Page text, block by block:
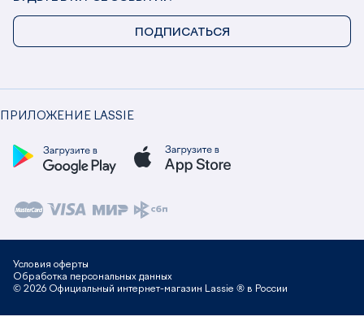
ПРИЛОЖЕНИЕ LASSIE
ПОДПИСАТЬСЯ
© 2026 Официальный интернет-магазин Lassie ® в России
Условия оферты
Обработка персональных данных